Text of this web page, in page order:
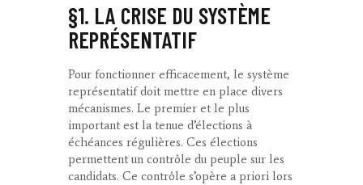
§1. LA CRISE DU SYSTÈME
REPRÉSENTATIF
Pour fonctionner efficacement, le système
représentatif doit mettre en place divers
mécanismes. Le premier et le plus
important estla tenue d’élections à
échéances régulières. Ces élections
permettent un contrôle du peuple sur les
candidats. Ce contrôle s’opère a priori lors